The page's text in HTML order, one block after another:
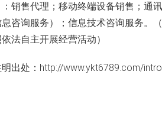
销售代理；移动终端设备销售；通
息咨询服务）；信息技术咨询服务。
法自主开展经营活动）
出处：http://www.ykt6789.com/